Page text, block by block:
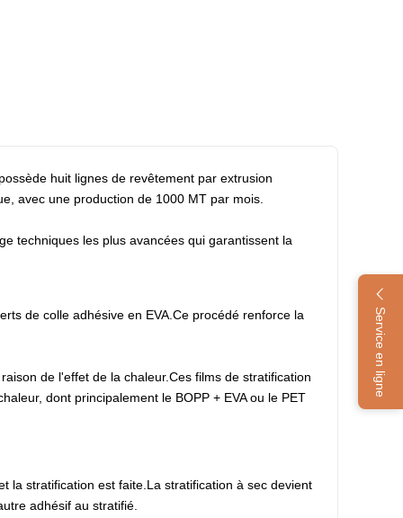
Service en ligne
huit lignes de revêtement par extrusion
avec une production de 1000 MT par mois.
techniques les plus avancées qui garantissent la
de colle adhésive en EVA.Ce procédé renforce la
de l'effet de la chaleur.Ces films de stratification
dont principalement le BOPP + EVA ou le PET
la stratification est faite.La stratification à sec devient
adhésif au stratifié.